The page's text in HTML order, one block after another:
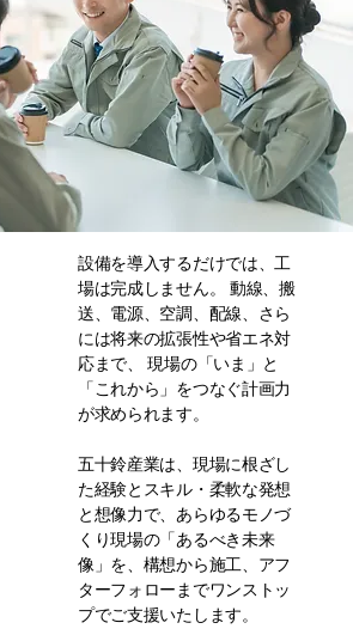
× 計画
総合支
設備を導入するだけでは、工
場は完成しません。 動線、搬
送、電源、空調、配線、さら
には将来の拡張性や省エネ対
応まで、 現場の「いま」と
「これから」をつなぐ計画力
が求められます。 ​
五十鈴産業は、現場に根ざし
た経験とスキル・柔軟な発想
と想像力で、あらゆるモノづ
くり現場の「あるべき未来
像」を、構想から施工、アフ
ターフォローまでワンストッ
プでご支援いたします。